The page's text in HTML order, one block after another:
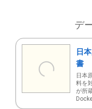
デ
日
書
日本
料を
が所